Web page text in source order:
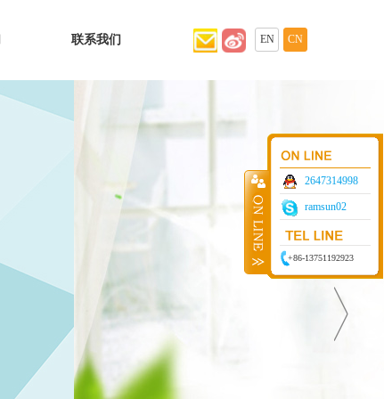
联系我们 EN CN
2647314998
ramsun02
+86-13751192923